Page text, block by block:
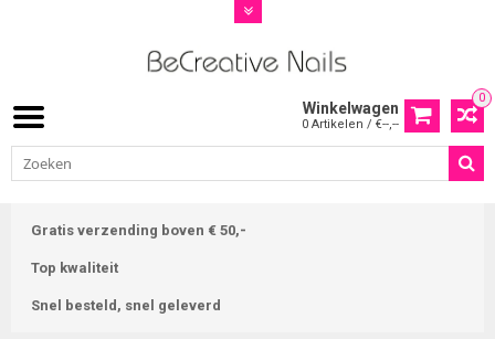
0
Winkelwagen
0 Artikelen / €--,--
Gratis verzending boven € 50,-
Top kwaliteit
Snel besteld, snel geleverd